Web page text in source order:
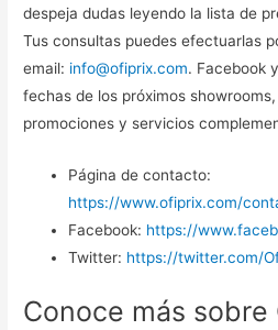
despeja dudas leyendo la lista de
Tus consultas puedes efectuarlas
email: info@ofiprix.com. Facebook
fechas de los próximos
promociones y servicios
Página de contacto:
https://www.ofiprix.com/
Facebook: https://
Twitter: https://twitter.com/
Conoce más sobre